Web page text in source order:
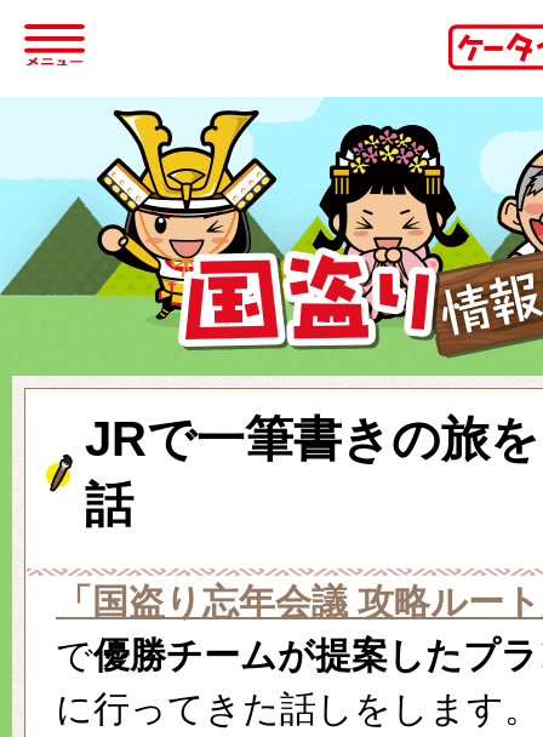
JRで一筆書きの旅
話
「国盗り忘年会議 攻略ルー
で優勝チームが提案したプ
に行ってきた話しをします。